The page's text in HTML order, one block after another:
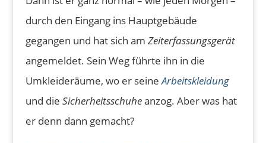
durch den Eingang ins Hauptgebäude
gegangen und hat sich am Zeiterfassungsgerät
angemeldet. Sein Weg führte ihn in die
Umkleideräume, wo er seineArbeitskleidung
und die Sicherheitsschuheanzog. Aber was hat
er denn dann gemacht?